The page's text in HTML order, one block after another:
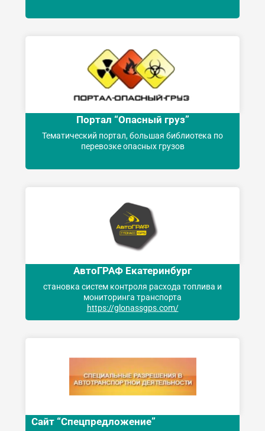
Портал “Опасный груз”
Тематический портал, большая библиотека по
перевозке опасных грузов
АвтоГРАФ Екатеринбург
становка систем контроля расхода топлива и
мониторинга транспорта
https://glonassgps.com/
Сайт “Спецпредложение”